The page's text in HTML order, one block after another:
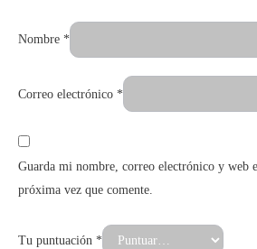
Nombre *
Correo electrónico *
Guarda mi nombre, correo electrónico y web
próxima vez que comente.
Tu puntuación *